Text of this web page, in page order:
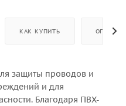
КАК КУПИТЬ ОПЛАТА
защиты проводов и
и для
Благодаря ПВХ-